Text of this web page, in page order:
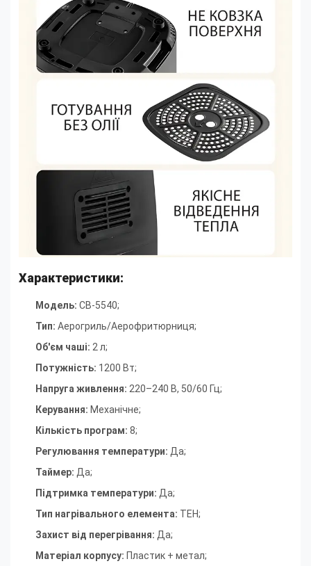
Характеристики:
Модель: CB-5540;
Тип: Аерогриль/Аерофритюрниця;
Об'єм чаші: 2 л;
Потужність: 1200 Вт;
Напруга живлення: 220–240 В, 50/60 Гц;
Керування: Механічне;
Кількість програм: 8;
Регулювання температури: Да;
Таймер: Да;
Підтримка температури: Да;
Тип нагрівального елемента: ТЕН;
Захист від перегрівання: Да;
Матеріал корпусу: Пластик + метал;